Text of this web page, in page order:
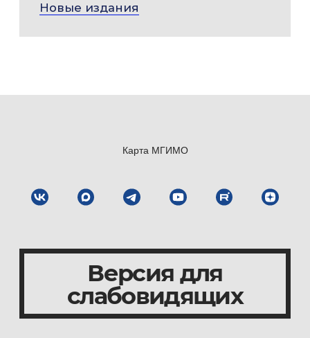
Новые издания
Карта МГИМО
Версия для
слабовидящих